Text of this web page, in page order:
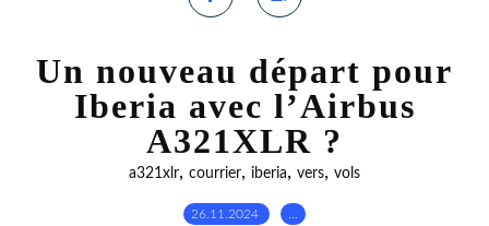
Un nouveau départ pour
Iberia avec l’Airbus
A321XLR ?
a321xlr, courrier, iberia, vers, vols
26.11.2024